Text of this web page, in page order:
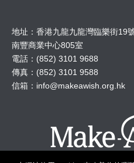
地址：香港九龍九龍灣臨樂街19
南豐商業中心805室
電話：(852) 3101 9688
傳真：(852) 3101 9588
信箱： info@makeawish.org.hk